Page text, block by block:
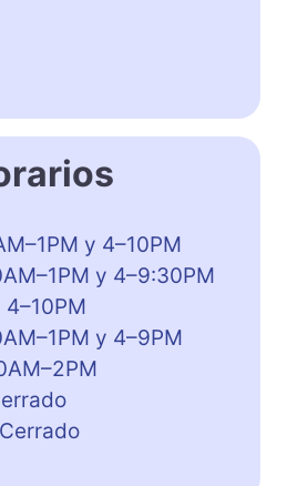
y 4–10PM
y 4–9:30PM
y 4–9PM